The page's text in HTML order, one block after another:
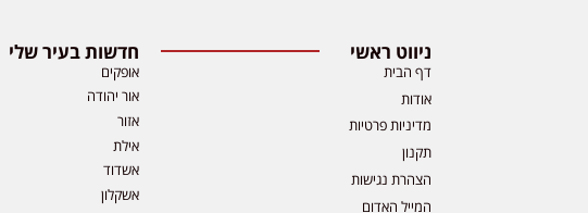
ניווט ראשי
דף הבית
אודות
מדיניות פרטיות
תקנון
הצהרת נגישות
המייל האדום
חדשות בעיר שלי
אופקים
אור יהודה
אזור
אילת
אשדוד
אשקלון